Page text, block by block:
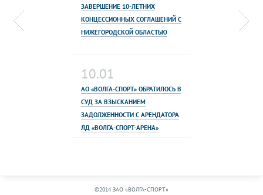
ЗАВЕРШЕНИЕ 10-ЛЕТНИХ
КОНЦЕССИОННЫХ СОГЛАШЕНИЙ С
НИЖЕГОРОДСКОЙ ОБЛАСТЬЮ
10.01
АО «ВОЛГА-СПОРТ» ОБРАТИЛОСЬ В
СУД ЗА ВЗЫСКАНИЕМ
ЗАДОЛЖЕННОСТИ С АРЕНДАТОРА
ЛД «ВОЛГА-СПОРТ-АРЕНА»
©2014 ЗАО «ВОЛГА-СПОРТ»